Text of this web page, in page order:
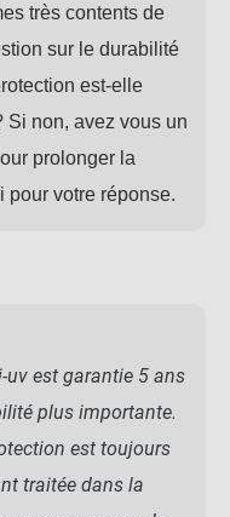
très contents de
sur le durabilité
est-elle
Si non, avez vous un
prolonger la
pour votre réponse.
est garantie 5 ans
plus importante.
est toujours
traitée dans la